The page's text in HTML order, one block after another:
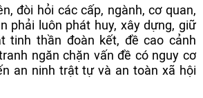
đòi hỏi các cấp, ngành, cơ quan,
phải luôn phát huy, xây dựng, giữ
tinh thần đoàn kết, đề cao cảnh
ngăn chặn vấn đề có nguy cơ
an ninh trật tự và an toàn xã hội